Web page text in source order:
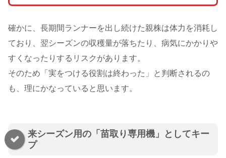
確かに、長期間ランナーを出し続けた親株は体力を消耗し
ており、翌シーズンの収穫量が落ちたり、病気にかかりや
すくなったりするリスクがあります。
そのため「実をつける役割は終わった」と判断されるの
も、理にかなっていると思います。
来シーズン用の「苗取り専用機」としてキー
プ